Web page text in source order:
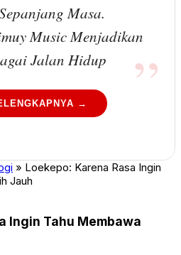
Masa.
Music Menjadikan
Jalan Hidup
→
» Loekepo: Karena Rasa Ingin
Jauh
Ingin Tahu Membawa